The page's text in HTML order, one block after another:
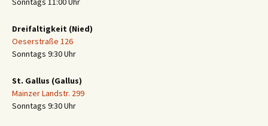
Dreifaltigkeit (Nied)
Oeserstraße 126
Sonntags 9:30 Uhr
St. Gallus (Gallus)
Mainzer Landstr. 299
Sonntags 9:30 Uhr